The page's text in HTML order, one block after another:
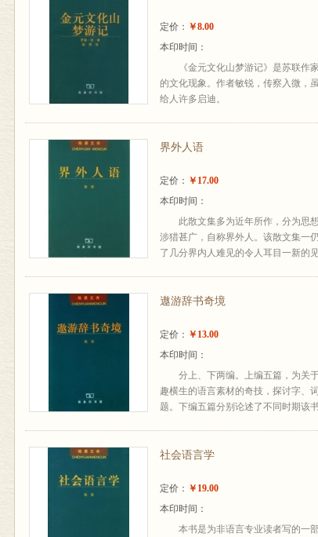
定价： ￥8.00
本印时间：
《金元文化山梦游记》是苏联作
的文化现象。作者敏锐，传察入微，
给人许多启迪。
界外人语
定价： ￥17.00
本印时间：
此散文集多为近年所作，分为思
涉猎甚广，自称界外人。该散文集一
了几分界内人难见的令人耳目一新的见
遨游辞书奇境
定价： ￥13.00
本印时间：
分上、下两编。上编五篇，为关
趣横生的语言素材的奇技，探讨字、
题。下编五篇分别论述了不同时期该
社会语言学
定价： ￥19.00
本印时间：
本书是为非语言专业读者写的一